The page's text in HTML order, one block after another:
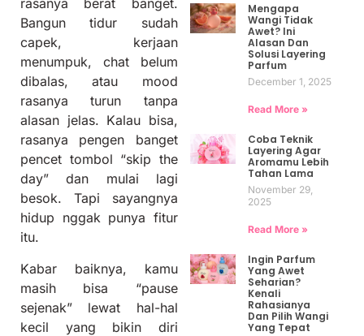
rasanya berat banget.
Bangun tidur sudah
capek, kerjaan
menumpuk, chat belum
dibalas, atau mood
rasanya turun tanpa
alasan jelas. Kalau bisa,
rasanya pengen banget
pencet tombol “skip the
day” dan mulai lagi
besok. Tapi sayangnya
hidup nggak punya fitur
itu.
Kabar baiknya, kamu
masih bisa “pause
sejenak” lewat hal-hal
kecil yang bikin diri
Mengapa
Wangi Tidak
Awet? Ini
Alasan Dan
Solusi Layering
Parfum
December 1, 2025
Read More »
Coba Teknik
Layering Agar
Aromamu Lebih
Tahan Lama
November 29,
2025
Read More »
Ingin Parfum
Yang Awet
Seharian?
Kenali
Rahasianya
Dan Pilih Wangi
Yang Tepat